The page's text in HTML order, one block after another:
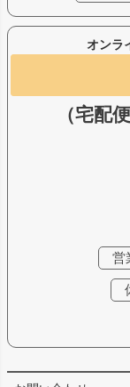
オンラ
（宅配
営